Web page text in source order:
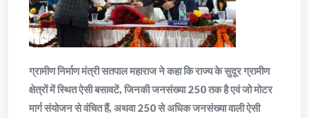
ग्रामीण निर्माण मंत्री सतपाल महाराज ने कहा कि राज्य के सुदूर ग्रामीण
क्षेत्रों में स्थित ऐसी बसावटें, जिनकी जनसंख्या 250 तक है एवं जो मोटर
मार्ग संयोजन से वंचित हैं, अथवा 250 से अधिक जनसंख्या वाली ऐसी